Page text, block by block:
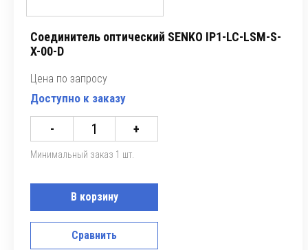
Соединитель оптический SENKO IP1-LC-LSM-S-
X-00-D
Цена по запросу
Доступно к заказу
- +
Минимальный заказ 1 шт.
В корзину
Сравнить